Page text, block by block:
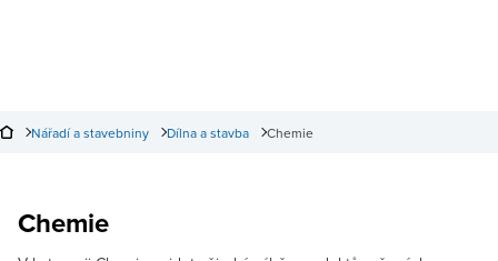
Chemie
Dílna a stavba
Nářadí a stavebniny
Chemie